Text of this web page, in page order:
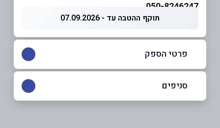
050-8246247
תוקף ההטבה עד - 07.09.2026
פרטי הספק
סניפים